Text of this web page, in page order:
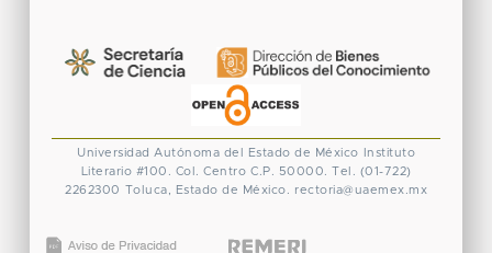
Universidad Autónoma del Estado de México
Instituto
Literario #100. Col. Centro C.P. 50000. Tel. (01-722)
2262300 Toluca, Estado de México. rectoria@uaemex.mx